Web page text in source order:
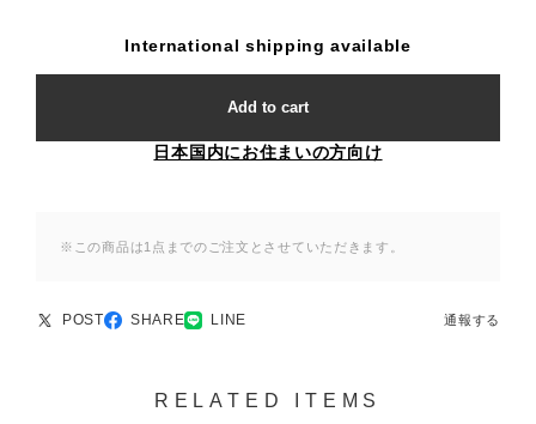
International shipping available
Add to cart
日本国内にお住まいの方向け
※この商品は1点までのご注文とさせていただきます。
POST SHARE LINE 通報する
RELATED ITEMS